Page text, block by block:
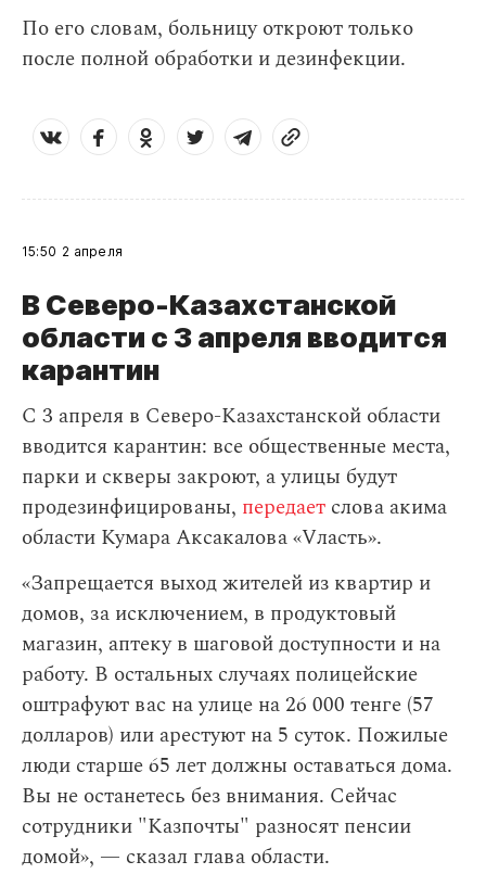
По его словам, больницу откроют только
после полной обработки и дезинфекции.
15:50 2 апреля
В Северо-Казахстанской
области с 3 апреля вводится
карантин
С 3 апреля в Северо-Казахстанской области
вводится карантин: все общественные места,
парки и скверы закроют, а улицы будут
продезинфицированы, передает слова акима
области Кумара Аксакалова «Vласть».
«Запрещается выход жителей из квартир и
домов, за исключением, в продуктовый
магазин, аптеку в шаговой доступности и на
работу. В остальных случаях полицейские
оштрафуют вас на улице на 26 000 тенге (57
долларов) или арестуют на 5 суток. Пожилые
люди старше 65 лет должны оставаться дома.
Вы не останетесь без внимания. Сейчас
сотрудники "Казпочты" разносят пенсии
домой», — сказал глава области.